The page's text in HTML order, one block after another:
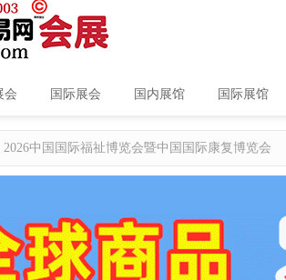
会 国际展会 国内展馆 国际展馆
2026中国国际福祉博览会暨中国国际康复博览会